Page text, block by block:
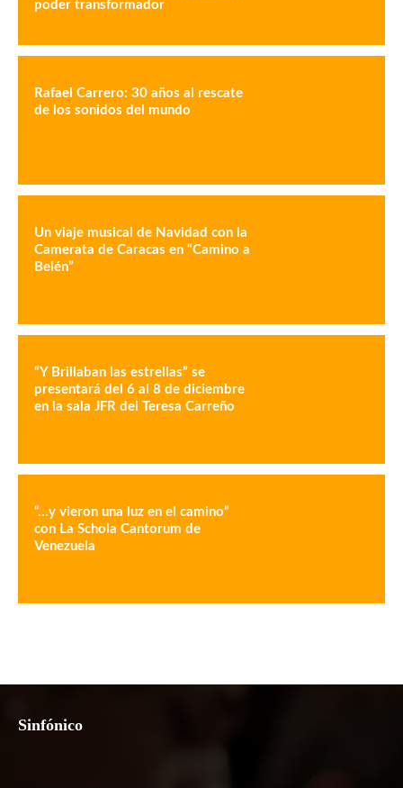
poder transformador
Rafael Carrero: 30 años al rescate
de los sonidos del mundo
Un viaje musical de Navidad con la
Camerata de Caracas en “Camino a
Belén”
“Y Brillaban las estrellas” se
presentará del 6 al 8 de diciembre
en la sala JFR del Teresa Carreño
“…y vieron una luz en el camino”
con La Schola Cantorum de
Venezuela
Sinfónico